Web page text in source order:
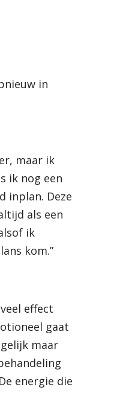
in
maar ik
ik nog een
inplan. Deze
als een
ik
kom.”
effect
gaat
maar
energie die